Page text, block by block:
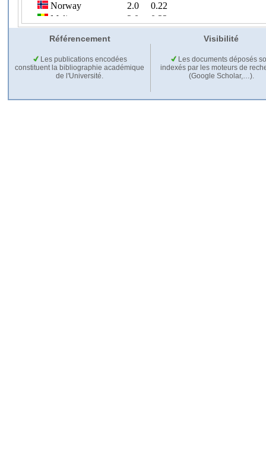
Référencement Visibilité
Les publications encodées
constituent la bibliographie académique
de l'Université.
Les documents déposés
indexés par les moteurs de
(Google Scholar,…).